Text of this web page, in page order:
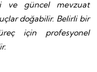
ve güncel mevzuat
doğabilir. Belirli bir
için profesyonel